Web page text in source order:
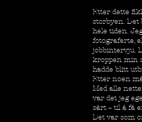
Etter dette
storbyen. Det
hele tiden.
fotograferte,
jobbintervju.
kroppen min
hadde blitt
Etter noen
Med alle
var det jeg
sårt – til å få
Det var som